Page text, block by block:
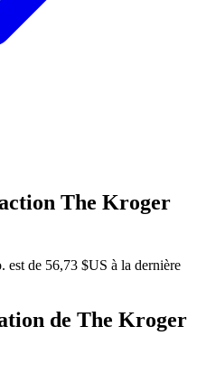
The Kroger
de 56,73 $US à la dernière
de The Kroger